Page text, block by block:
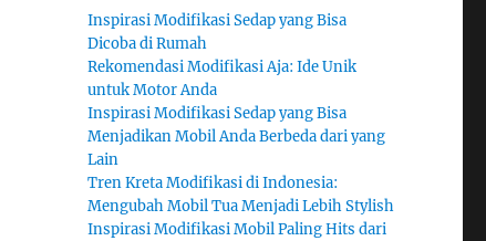
Inspirasi Modifikasi Sedap yang Bisa
Dicoba di Rumah
Rekomendasi Modifikasi Aja: Ide Unik
untuk Motor Anda
Inspirasi Modifikasi Sedap yang Bisa
Menjadikan Mobil Anda Berbeda dari yang
Lain
Tren Kreta Modifikasi di Indonesia:
Mengubah Mobil Tua Menjadi Lebih Stylish
Inspirasi Modifikasi Mobil Paling Hits dari